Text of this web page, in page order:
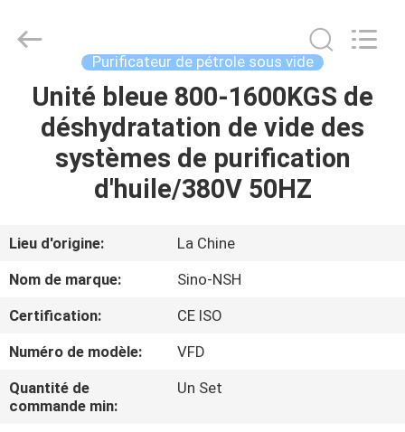
MAISON
PRODUITS
SUJET
DE
NOUS
VISITE
D'USINE
Purifier
Manufacture
Reserved.
Purificateur de pétrole sous vide
Unité bleue 800-1600KGS de
déshydratation de vide des
systèmes de purification
d'huile/380V 50HZ
Lieu d'origine:
La Chine
Nom de marque:
Sino-NSH
Certification:
CE ISO
Numéro de modèle:
VFD
Quantité de
commande min:
Un Set